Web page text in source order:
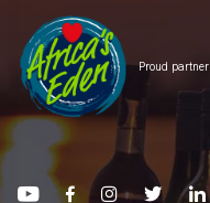
Proud partner